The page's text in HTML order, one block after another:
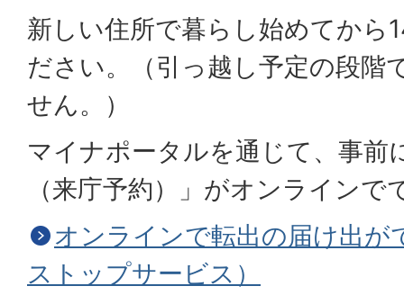
新しい住所で暮らし始めてから
ださい。（引っ越し予定の段階
せん。）
マイナポータルを通じて、事前
（来庁予約）」がオンラインで
オンラインで転出の届け出が
ストップサービス）